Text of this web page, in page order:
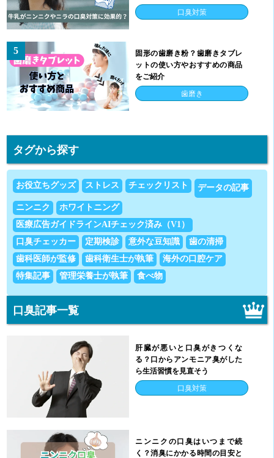
口臭対策
5
固形の歯磨き粉？歯磨きタブレ
ットの使い方やおすすめの商品
をご紹介
歯磨き
タグから探す
お役立ちグッズ ストレス チェックリスト データの記事
ニンニク
ホワイトニング
医療広告ガイドラインAIチェック済み（V1）
口臭チェッカー
定期検診 意外な豆知識
歯の清掃
歯科医師が監修
歯科衛生士が執筆
海外の口腔ケア
特集記事
管理栄養士が執筆 食べ物
口臭記事一覧
肝臓が悪いと口臭がきつくな
る？口からアンモニア臭がした
ら生活習慣を見直そう
口臭対策
ニンニクの口臭はいつまで続
く？消臭にかかる時間の目安と